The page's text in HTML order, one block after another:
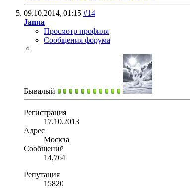
09.10.2014, 01:15 #14
Janna
Просмотр профиля
Сообщения форума
Бывалый
Регистрация
17.10.2013
Адрес
Москва
Сообщений
14,764
Репутация
15820